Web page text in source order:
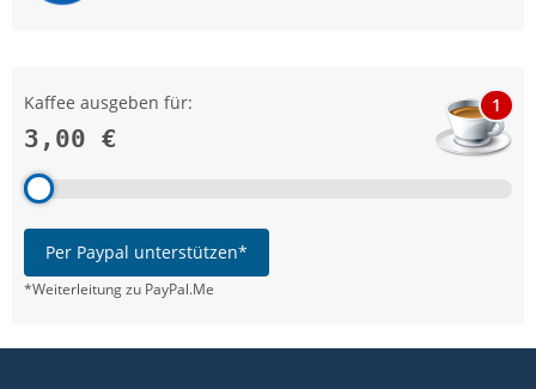
Kaffee ausgeben für:
3,00 €
1
Per Paypal unterstützen*
*Weiterleitung zu PayPal.Me